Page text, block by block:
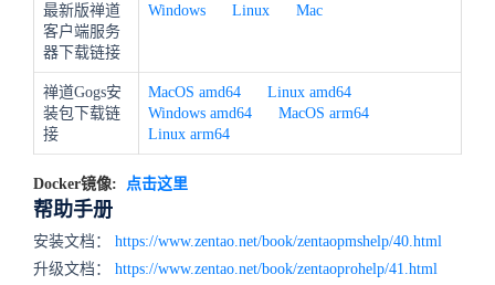
最新版禅道
客户端服务
器下载链接
Windows Linux Mac
禅道Gogs安
装包下载链
接
MacOS amd64
Linux amd64
Windows amd64
MacOS arm64
Linux arm64
Docker镜像: 点击这里
帮助手册
安装文档： https://www.zentao.net/book/zentaopmshelp/40.html
升级文档： https://www.zentao.net/book/zentaoprohelp/41.html